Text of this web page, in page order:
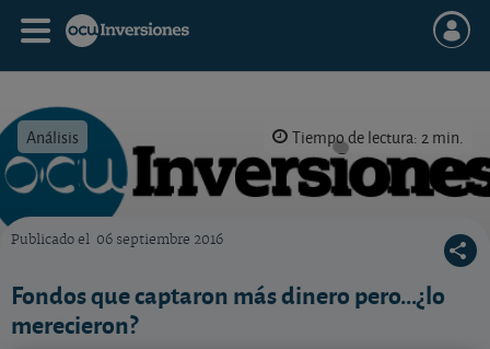
Análisis Tiempo de lectura: 2 min.
Publicado el 06 septiembre 2016
Fondos que captaron más dinero pero...¿lo
merecieron?